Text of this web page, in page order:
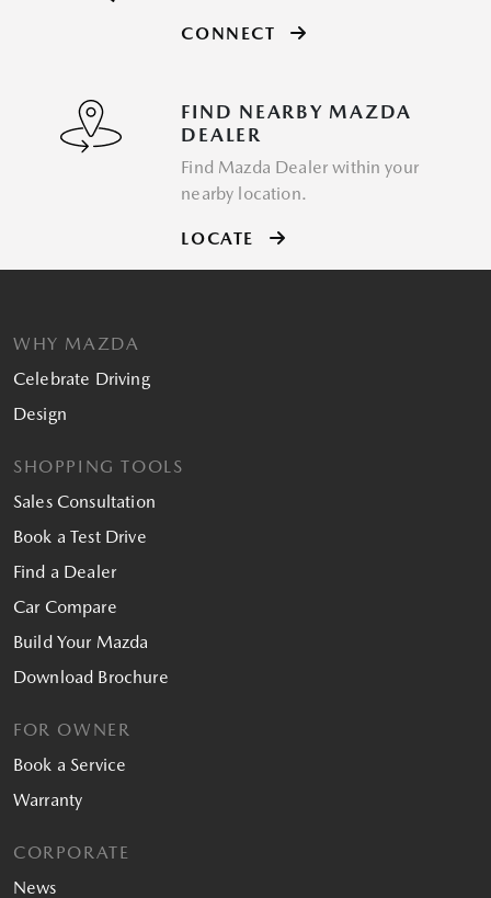
CONNECT
FIND NEARBY MAZDA
DEALER
Find Mazda Dealer within your
nearby location.
LOCATE
WHY MAZDA
Celebrate Driving
Design
SHOPPING TOOLS
Sales Consultation
Book a Test Drive
Find a Dealer
Car Compare
Build Your Mazda
Download Brochure
FOR OWNER
Book a Service
Warranty
CORPORATE
News